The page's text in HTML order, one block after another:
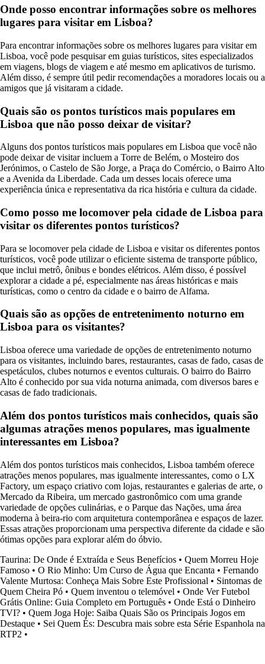
Onde posso encontrar informações sobre os melhores
lugares para visitar em Lisboa?
Para encontrar informações sobre os melhores lugares para visitar em
Lisboa, você pode pesquisar em guias turísticos, sites especializados
em viagens, blogs de viagem e até mesmo em aplicativos de turismo.
Além disso, é sempre útil pedir recomendações a moradores locais ou a
amigos que já visitaram a cidade.
Quais são os pontos turísticos mais populares em
Lisboa que não posso deixar de visitar?
Alguns dos pontos turísticos mais populares em Lisboa que você não
pode deixar de visitar incluem a Torre de Belém, o Mosteiro dos
Jerónimos, o Castelo de São Jorge, a Praça do Comércio, o Bairro Alto
e a Avenida da Liberdade. Cada um desses locais oferece uma
experiência única e representativa da rica história e cultura da cidade.
Como posso me locomover pela cidade de Lisboa para
visitar os diferentes pontos turísticos?
Para se locomover pela cidade de Lisboa e visitar os diferentes pontos
turísticos, você pode utilizar o eficiente sistema de transporte público,
que inclui metrô, ônibus e bondes elétricos. Além disso, é possível
explorar a cidade a pé, especialmente nas áreas históricas e mais
turísticas, como o centro da cidade e o bairro de Alfama.
Quais são as opções de entretenimento noturno em
Lisboa para os visitantes?
Lisboa oferece uma variedade de opções de entretenimento noturno
para os visitantes, incluindo bares, restaurantes, casas de fado, casas de
espetáculos, clubes noturnos e eventos culturais. O bairro do Bairro
Alto é conhecido por sua vida noturna animada, com diversos bares e
casas de fado tradicionais.
Além dos pontos turísticos mais conhecidos, quais são
algumas atrações menos populares, mas igualmente
interessantes em Lisboa?
Além dos pontos turísticos mais conhecidos, Lisboa também oferece
atrações menos populares, mas igualmente interessantes, como o LX
Factory, um espaço criativo com lojas, restaurantes e galerias de arte, o
Mercado da Ribeira, um mercado gastronômico com uma grande
variedade de opções culinárias, e o Parque das Nações, uma área
moderna à beira-rio com arquitetura contemporânea e espaços de lazer.
Essas atrações proporcionam uma perspectiva diferente da cidade e são
ótimas opções para explorar além do óbvio.
Taurina: De Onde é Extraída e Seus Benefícios • Quem Morreu Hoje
Famoso • O Rio Minho: Um Curso de Água que Encanta • Fernando
Valente Murtosa: Conheça Mais Sobre Este Profissional • Sintomas de
Quem Cheira Pó • Quem inventou o telemóvel • Onde Ver Futebol
Grátis Online: Guia Completo em Português • Onde Está o Dinheiro
TVI? • Quem Joga Hoje: Saiba Quais São os Principais Jogos em
Destaque • Sei Quem És: Descubra mais sobre esta Série Espanhola na
RTP2 •